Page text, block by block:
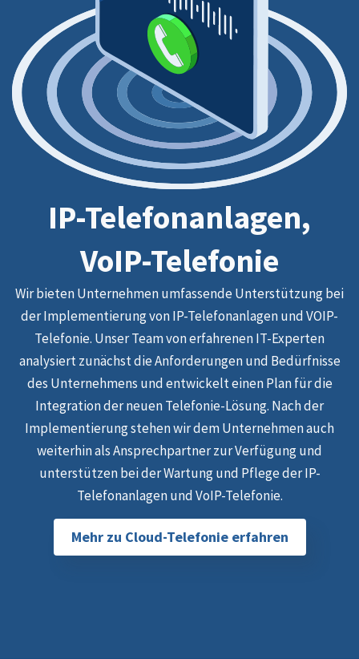
IP-Telefonanlagen,
VoIP-Telefonie
Wir bieten Unternehmen umfassende Unterstützung bei
der Implementierung von IP-Telefonanlagen und VOIP-
Telefonie. Unser Team von erfahrenen IT-Experten
analysiert zunächst die Anforderungen und Bedürfnisse
des Unternehmens und entwickelt einen Plan für die
Integration der neuen Telefonie-Lösung. Nach der
Implementierung stehen wir dem Unternehmen auch
weiterhin als Ansprechpartner zur Verfügung und
unterstützen bei der Wartung und Pflege der IP-
Telefonanlagen und VoIP-Telefonie.
Mehr zu Cloud-Telefonie erfahren